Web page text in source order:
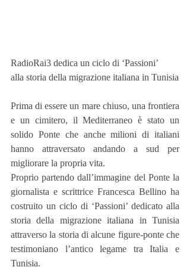
RadioRai3 dedica un ciclo di ‘Passioni’
alla storia della migrazione italiana in Tunisia
Prima di essere un mare chiuso, una frontiera
e un cimitero, il Mediterraneo è stato un
solido Ponte che anche milioni di italiani
hanno attraversato andando a sud per
migliorare la propria vita.
Proprio partendo dall’immagine del Ponte la
giornalista e scrittrice Francesca Bellino ha
costruito un ciclo di ‘Passioni’ dedicato alla
storia della migrazione italiana in Tunisia
attraverso la storia di alcune figure-ponte che
testimoniano l’antico legame tra Italia e
Tunisia.